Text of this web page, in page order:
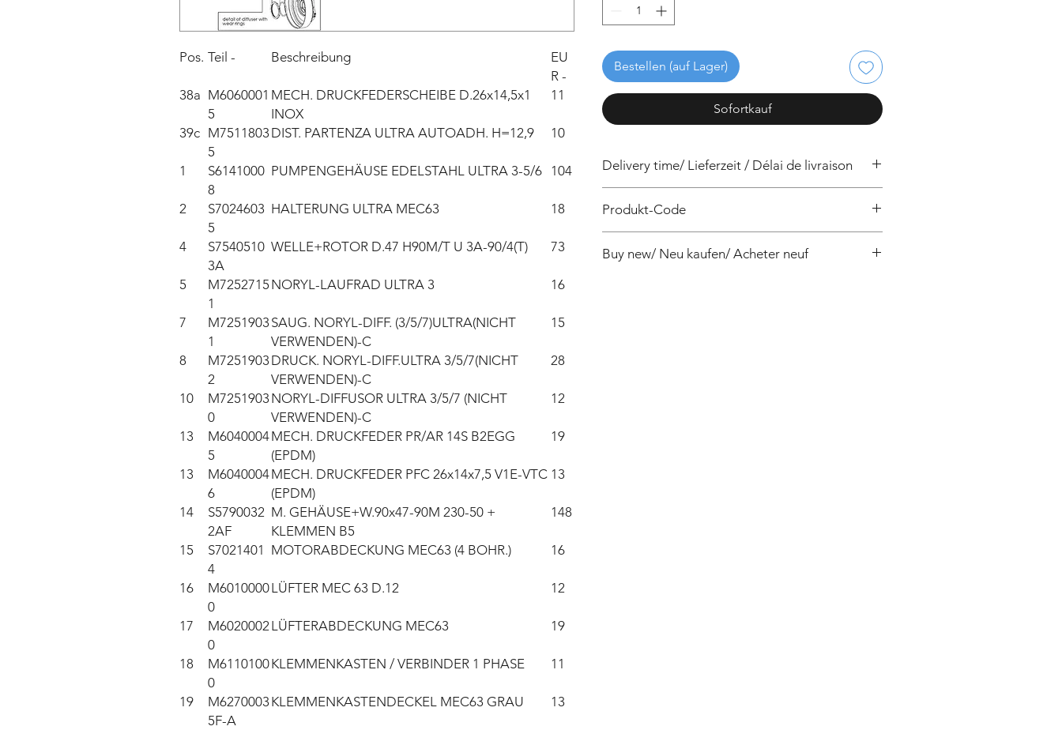
Pos. Teil - Beschreibung
EU
R -
38a M6060001
5
MECH. DRUCKFEDERSCHEIBE D.26x14,5x1
INOX
11
39c M7511803
5
DIST. PARTENZA ULTRA AUTOADH. H=12,9 10
1
S6141000
8
PUMPENGEHÄUSE EDELSTAHL ULTRA 3-5/6 104
2
S7024603
5
HALTERUNG ULTRA MEC63 18
4
S7540510
3A
WELLE+ROTOR D.47 H90M/T U 3A-90/4(T) 73
5
M7252715
1
NORYL-LAUFRAD ULTRA 3 16
7
M7251903
1
SAUG. NORYL-DIFF. (3/5/7)ULTRA(NICHT
VERWENDEN)-C
15
8
M7251903
2
DRUCK. NORYL-DIFF.ULTRA 3/5/7(NICHT
VERWENDEN)-C
28
10
M7251903
0
NORYL-DIFFUSOR ULTRA 3/5/7 (NICHT
VERWENDEN)-C
12
13
M6040004
5
MECH. DRUCKFEDER PR/AR 14S B2EGG
(EPDM)
19
13
M6040004
6
MECH. DRUCKFEDER PFC 26x14x7,5 V1E-VTC
(EPDM)
13
14
S5790032
2AF
M. GEHÄUSE+W.90x47-90M 230-50 +
KLEMMEN B5
148
15
S7021401
4
MOTORABDECKUNG MEC63 (4 BOHR.) 16
16
M6010000
0
LÜFTER MEC 63 D.12 12
17
M6020002
0
LÜFTERABDECKUNG MEC63 19
18
M6110100
0
KLEMMENKASTEN / VERBINDER 1 PHASE 11
19
M6270003
5F-A
KLEMMENKASTENDECKEL MEC63 GRAU 13
Bestellen (auf Lager)
Sofortkauf
Delivery time/ Lieferzeit / Délai de livraison
Produkt-Code
Buy new/ Neu kaufen/ Acheter neuf